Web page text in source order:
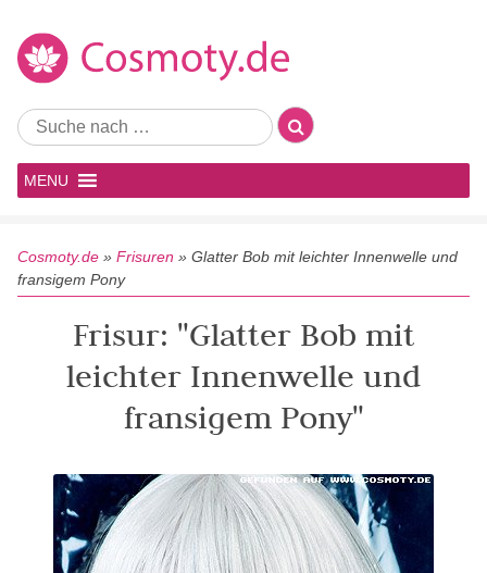
MENU
Cosmoty.de » Frisuren » Glatter Bob mit leichter Innenwelle und
fransigem Pony
Frisur: "Glatter Bob mit
leichter Innenwelle und
fransigem Pony"